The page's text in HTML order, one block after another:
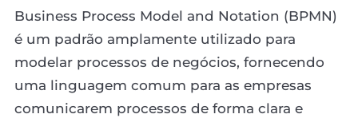
Business Process Model and Notation (BPMN)
é um padrão amplamente utilizado para
modelar processos de negócios, fornecendo
uma linguagem comum para as empresas
comunicarem processos de forma clara e